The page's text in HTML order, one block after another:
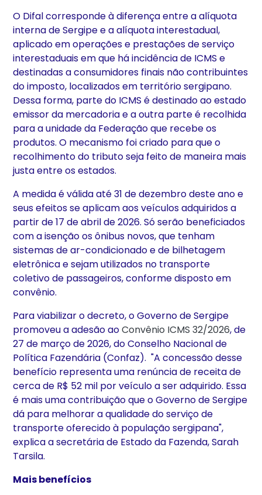
O Difal corresponde à diferença entre a alíquota
interna de Sergipe e a alíquota interestadual,
aplicado em operações e prestações de serviço
interestaduais em que há incidência de ICMS e
destinadas a consumidores finais não contribuintes
do imposto, localizados em território sergipano.
Dessa forma, parte do ICMS é destinado ao estado
emissor da mercadoria e a outra parte é recolhida
para a unidade da Federação que recebe os
produtos. O mecanismo foi criado para que o
recolhimento do tributo seja feito de maneira mais
justa entre os estados.
A medida é válida até 31 de dezembro deste ano e
seus efeitos se aplicam aos veículos adquiridos a
partir de 17 de abril de 2026. Só serão beneficiados
com a isenção os ônibus novos, que tenham
sistemas de ar-condicionado e de bilhetagem
eletrônica e sejam utilizados no transporte
coletivo de passageiros, conforme disposto em
convênio.
Para viabilizar o decreto, o Governo de Sergipe
promoveu a adesão aoConvênio ICMS 32/2026, de
27 de março de 2026, do Conselho Nacional de
Política Fazendária (Confaz). "A concessão desse
benefício representa uma renúncia de receita de
cerca de R$ 52 mil por veículo a ser adquirido. Essa
é mais uma contribuição que o Governo de Sergipe
dá para melhorar a qualidade do serviço de
transporte oferecido à população sergipana",
explica a secretária de Estado da Fazenda, Sarah
Tarsila.
Mais benefícios